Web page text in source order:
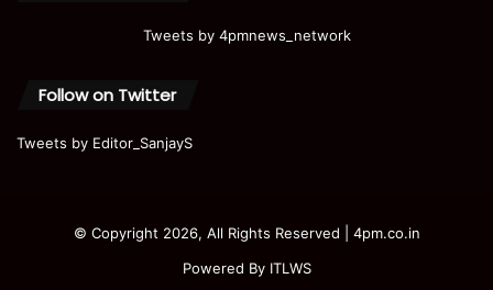
Tweets by 4pmnews_network
Follow on Twitter
Tweets by Editor_SanjayS
© Copyright 2026, All Rights Reserved | 4pm.co.in
Powered By ITLWS